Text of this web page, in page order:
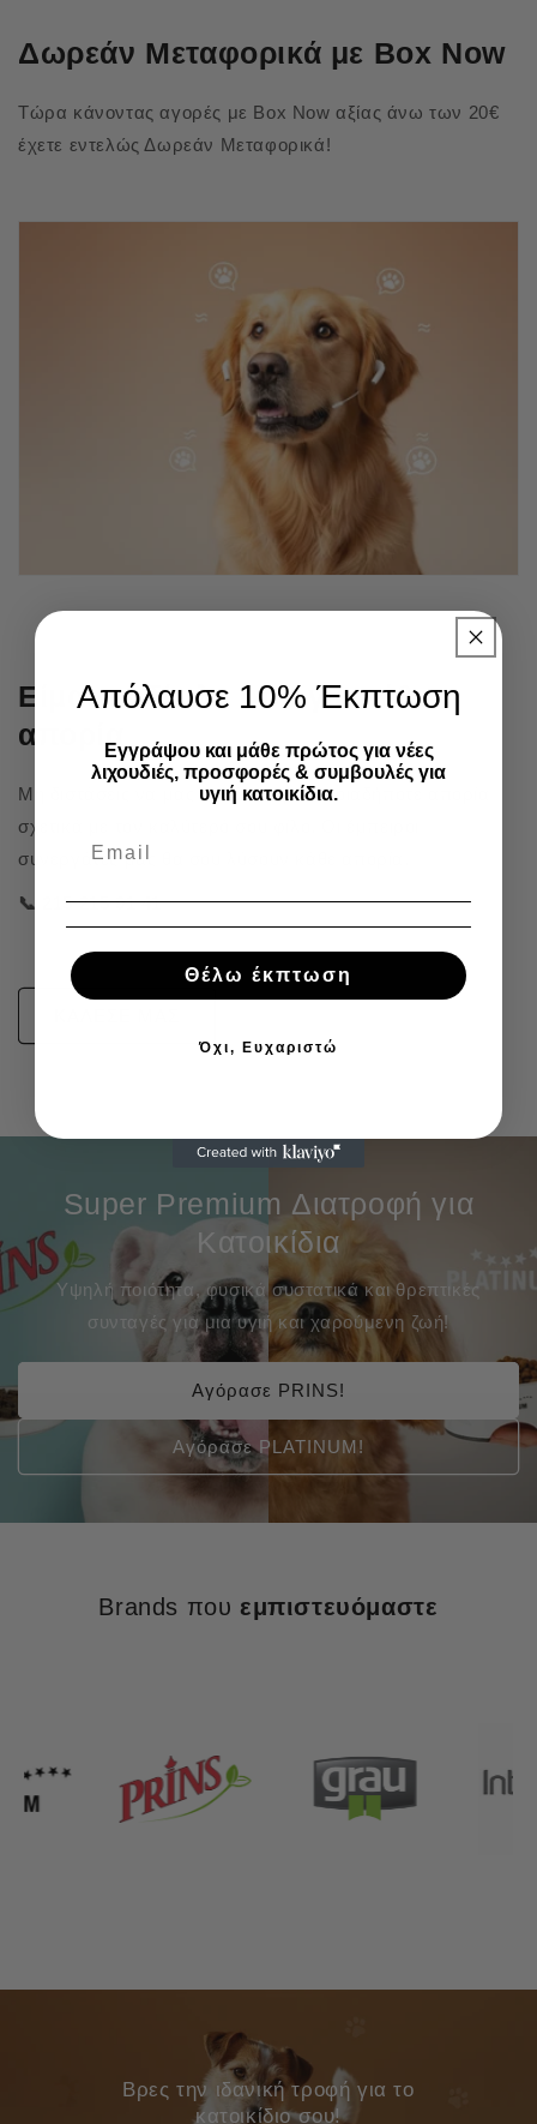
Δωρεάν Μεταφορικά με Box Now
Τώρα κάνοντας αγορές με Box Now αξίας άνω των 20€
έχετε εντελώς Δωρεάν Μεταφορικά!
Είμαστε δίπλα σου για κάθε
απορία
Μη διστάσεις να μας καλέσεις για οποιαδήποτε απορία
σχετικά με τον καλύτερό σου φίλο. Οι έμπειροι
συνεργάτες μας θα σου λύσουν κάθε απορία.
📞 215 215 91 41
Super Premium Διατροφή για
Κατοικίδια
Υψηλή ποιότητα, φυσικά συστατικά και θρεπτικές
συνταγές για μια υγιή και χαρούμενη ζωή!
Αγόρασε PRINS!
Αγόρασε PLATINUM!
Brands που εμπιστευόμαστε
Bρες την ιδανική τροφή για το
κατοικίδιο σου!
Απόλαυσε 10% Έκπτωση
Εγγράψου και μάθε πρώτος για νέες
λιχουδιές, προσφορές & συμβουλές για
υγιή κατοικίδια.
Θέλω έκπτωση
Όχι, Ευχαριστώ